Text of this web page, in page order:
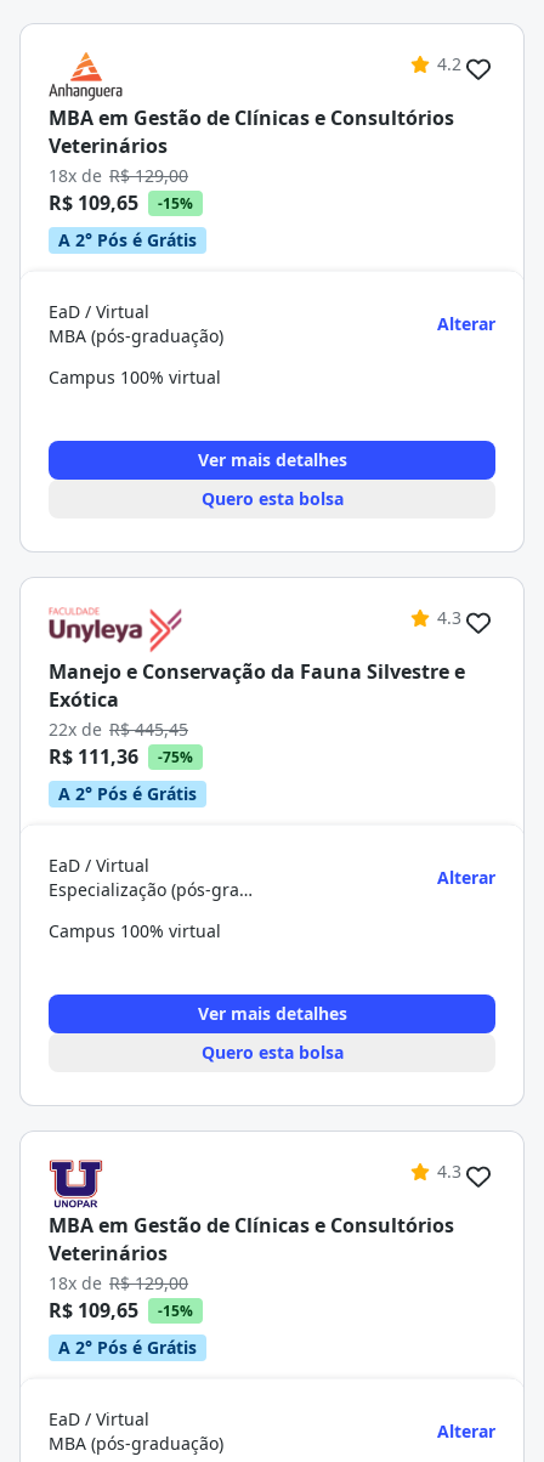
4.2
MBA em Gestão de Clínicas e Consultórios
Veterinários
18x de R$ 129,00
R$ 109,65 -15%
A 2° Pós é Grátis
EaD / Virtual
MBA (pós-graduação)
Alterar
Campus 100% virtual
Ver mais detalhes
Quero esta bolsa
4.3
Manejo e Conservação da Fauna Silvestre e
Exótica
22x de R$ 445,45
R$ 111,36 -75%
A 2° Pós é Grátis
EaD / Virtual
Especialização (pós-graduação)
Alterar
Campus 100% virtual
Ver mais detalhes
Quero esta bolsa
4.3
MBA em Gestão de Clínicas e Consultórios
Veterinários
18x de R$ 129,00
R$ 109,65 -15%
A 2° Pós é Grátis
EaD / Virtual
MBA (pós-graduação)
Alterar